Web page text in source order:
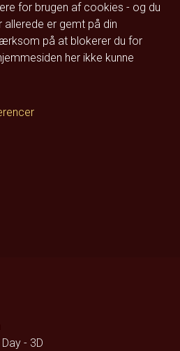
for brugen af cookies - og du
er gemt på din
på at blokerer du for
her ikke kunne
- 3D